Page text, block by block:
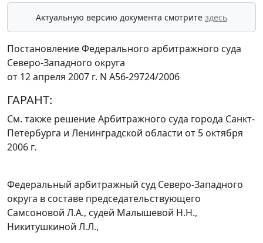
Актуальную версию документа смотрите здесь
Постановление Федерального арбитражного суда
Северо-Западного округа
от 12 апреля 2007 г. N А56-29724/2006
ГАРАНТ:
См. также решение Арбитражного суда города Санкт-
Петербурга и Ленинградской области от 5 октября
2006 г.
Федеральный арбитражный суд Северо-Западного
округа в составе председательствующего
Самсоновой Л.А., судей Малышевой Н.Н.,
Никитушкиной Л.Л.,